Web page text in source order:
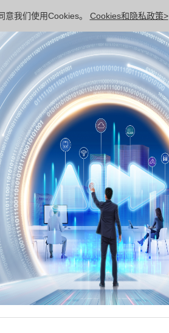
意我们使用Cookies。 Cookies和隐私政策>